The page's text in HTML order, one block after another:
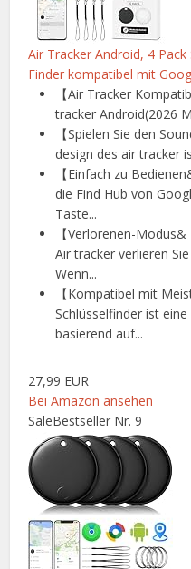
Air Tracker Android, 4
Finder kompatibel mit
【Air Tracker
tracker Android(2026
【Spielen Sie den
design des air tracker
【Einfach zu
die Find Hub von
Taste...
【Verlorenen-
Air tracker verlieren
Wenn...
【Kompatibel mit
Schlüsselfinder ist
basierend auf...
27,99 EUR
Bei Amazon ansehen
SaleBestseller Nr. 9